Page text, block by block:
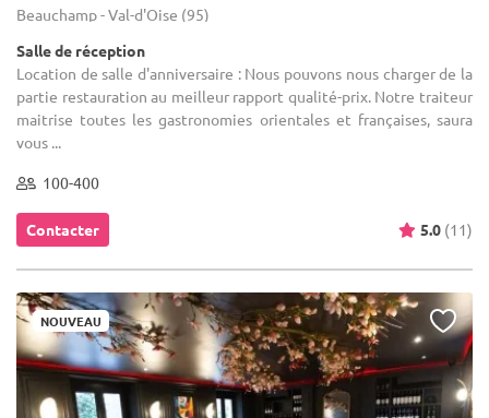
Beauchamp - Val-d'Oise (95)
Salle de réception
Location de salle d'anniversaire : Nous pouvons nous charger de la
partie restauration au meilleur rapport qualité-prix. Notre traiteur
maitrise toutes les gastronomies orientales et françaises, saura
vous ...
100-400
Contacter 5.0 (11)
NOUVEAU